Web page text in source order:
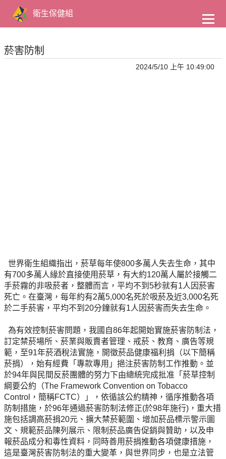
主
要
容
衛生保健組
菸害防制
2024/5/10 上午 10:49:00
世界衛生組織指出，菸草每年使800多萬人失去生命，其中
有700多萬人緣於直接使用菸草，有大約120萬人屬於接觸二
手菸霧的非吸菸者，整體而言，平均不到5秒就有1人因菸害
死亡。在臺灣，每年約有2萬5,000名死於吸菸及近3,000名死
於二手菸害，平均不到20分鐘就有1人因菸害而失去生命。
為有效控制菸害問題，我國自86年起開始實施菸害防制法，
訂定禁菸場所、菸業與販賣者管理、戒菸、教育、廣告等規
範，至91年菸酒稅法實施，開徵菸品健康福利捐（以下簡稱
菸捐），始有經費「專款專用」挹注菸害防制工作推動。並
於94年與民間反菸團體的努力下由總統完成批准「菸草控制
綱要公約（The Framework Convention on Tobacco
Control，簡稱FCTC）」，依循該公約精神，循序推動各項
防制措施，於96年通過菸害防制法修正(於98年施行)，重大措
施包括調高菸捐20元、擴大禁菸範圍、增加菸品標示警示圖
文、規範菸品陳列展示、限制菸品廣告促銷與贊助，以及申
報菸品成分和毒性資料，同時善用菸捐推動各項健康措施，
這是臺灣菸害防制法的重大變革，與世界同步，也是立法管